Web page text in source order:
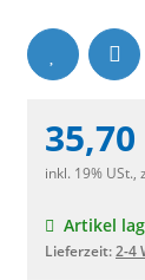
35,70
inkl. 19% USt.,
Artikel
Lieferzeit:2-4